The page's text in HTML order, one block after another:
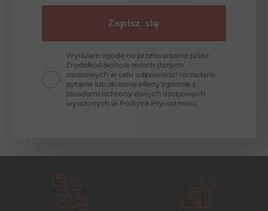
Zapisz się
Wyrażam zgodę na przetwarzanie przez
ŹrodełkoAlkohole moich danych
osobowych w celu odpowiedzi na zadane
pytanie lub złożenie oferty zgodnie z
zasadami ochrony danych osobowych
wyrażonych w Polityce Prywatności.